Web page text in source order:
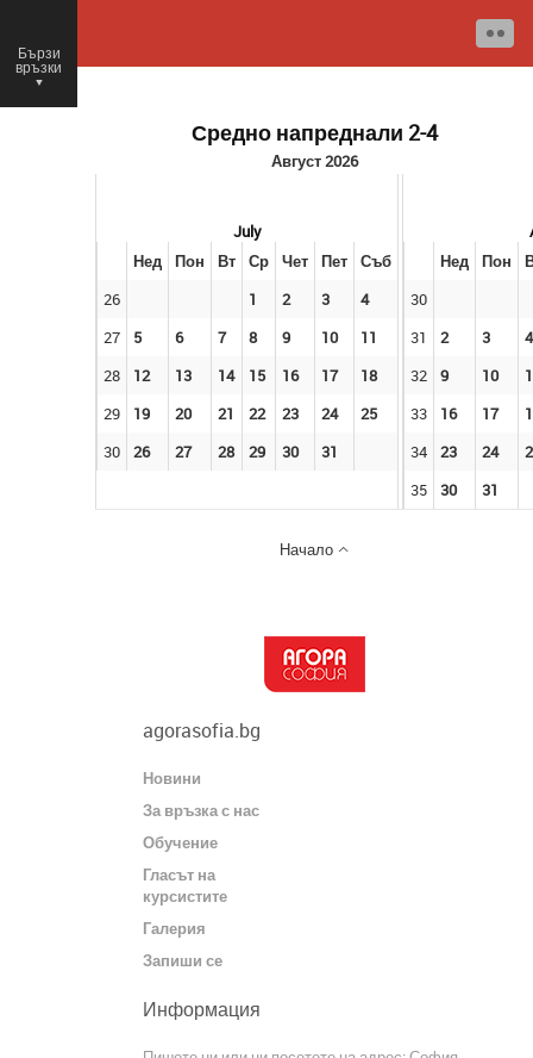
Бързи
връзки
○
Средно напреднали 2-4
Август 2026
July
Нед
Пон Вт Ср Чет Пет
Съб
26
1 2 3
4
27
5 6 7 8 9 10
11
28
12 13 14 15 16 17
18
29
19 20 21 22 23 24
25
30
26 27 28 29 30 31
Нед
Пон
30
31
2 3
4
32
9 10
33
16 17
34
23 24
35
30 31
Начало 
agorasofia.bg
Новини
За връзка с нас
Обучение
Гласът на
курсистите
Галерия
Запиши се
Информация